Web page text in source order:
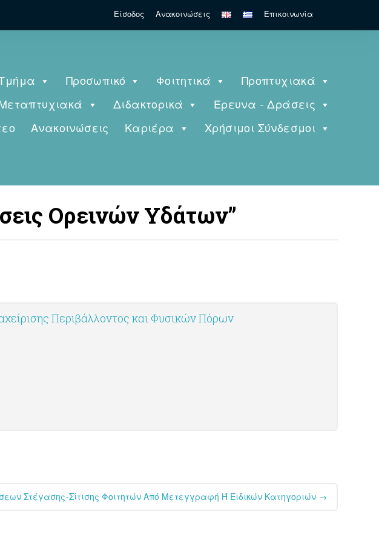
Είσοδος Ανακοινώσεις Επικοινωνία
Προσωπικό Φοιτητικά
Προπτυχιακά
Διδακτορικά
Έρευνα - Δράσεις
Ανακοινώσεις Καριέρα Χρήσιμοι Σύνδεσμοι
Ορεινών Υδάτων”
Περιβάλλοντος και Φυσικών Πόρων
Στέγασης-Σίτισης Φοιτητών Από Μετεγγραφή Ή Ειδικών Κατηγοριών →